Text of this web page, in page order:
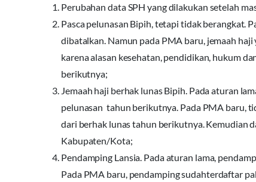
Perubahan data SPH yang dilakukan setelah
Pasca pelunasan Bipih, tetapi tidak berangkat.
dibatalkan. Namun pada PMA baru, jemaah
karena alasan kesehatan, pendidikan, hukum
berikutnya;
Jemaah haji berhak lunas Bipih. Pada aturan
pelunasan tahun berikutnya. Pada PMA baru,
dari berhak lunas tahun berikutnya. Kemudian
Kabupaten/Kota;
Pendamping Lansia. Pada aturan lama,
Pada PMA baru, pendamping sudahterdaftar